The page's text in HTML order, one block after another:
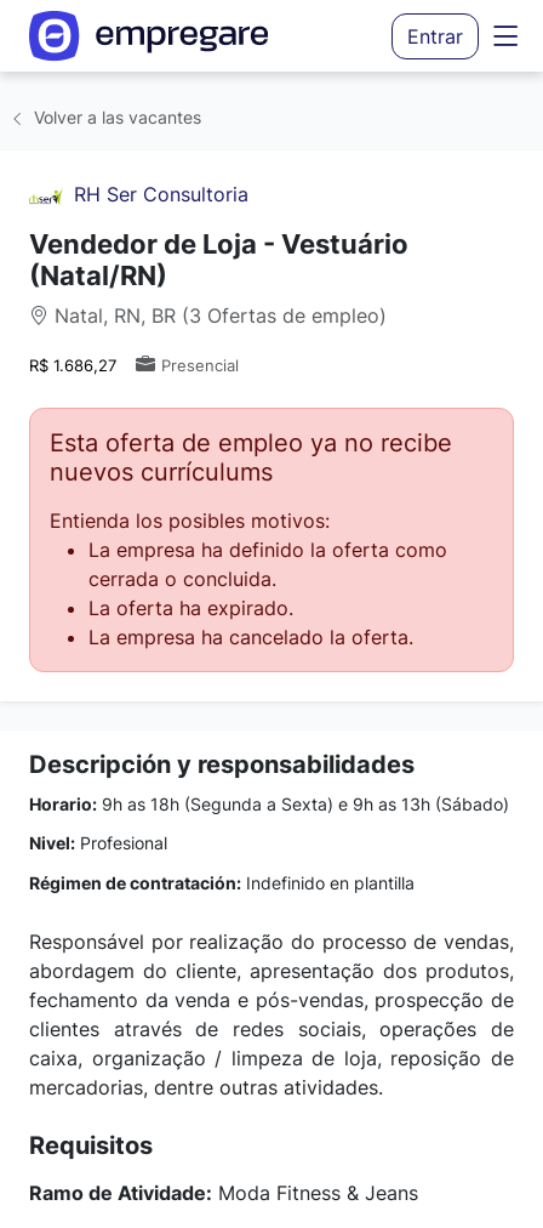
Entrar
Volver a las vacantes
RH Ser Consultoria
Vendedor de Loja - Vestuário
(Natal/RN)
Natal, RN, BR (3 Ofertas de empleo)
R$ 1.686,27 Presencial
Esta oferta de empleo ya no recibe
nuevos currículums
Entienda los posibles motivos:
La empresa ha definido la oferta como
cerrada o concluida.
La oferta ha expirado.
La empresa ha cancelado la oferta.
Descripción y responsabilidades
Horario: 9h as 18h (Segunda a Sexta) e 9h as 13h (Sábado)
Nivel: Profesional
Régimen de contratación: Indefinido en plantilla
Responsável por realização do processo de vendas,
abordagem do cliente, apresentação dos produtos,
fechamento da venda e pós-vendas, prospecção de
clientes através de redes sociais, operações de
caixa, organização / limpeza de loja, reposição de
mercadorias, dentre outras atividades.
Requisitos
Ramo de Atividade: Moda Fitness & Jeans